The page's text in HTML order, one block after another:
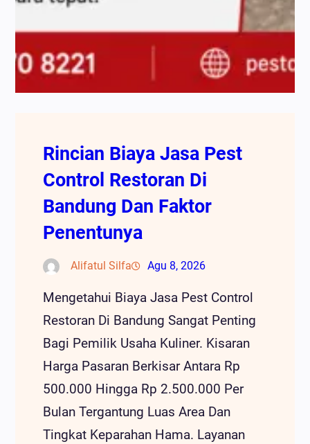
Rincian Biaya Jasa Pest
Control Restoran Di
Bandung Dan Faktor
Penentunya
Alifatul Silfa Agu 8, 2026
Mengetahui Biaya Jasa Pest Control
Restoran Di Bandung Sangat Penting
Bagi Pemilik Usaha Kuliner. Kisaran
Harga Pasaran Berkisar Antara Rp
500.000 Hingga Rp 2.500.000 Per
Bulan Tergantung Luas Area Dan
Tingkat Keparahan Hama. Layanan